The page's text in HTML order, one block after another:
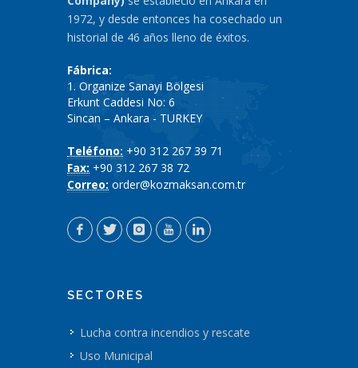
1972, y desde entonces ha cosechado un
historial de 46 años lleno de éxitos.
Fábrica:
1. Organize Sanayi Bölgesi
Erkunt Caddesi No: 6
Sincan – Ankara - TURKEY
Teléfono: +90 312 267 39 71
Fax: +90 312 267 38 72
Correo: order@kozmaksan.com.tr
SECTORES
Lucha contra incendios y rescate
Uso Municipal